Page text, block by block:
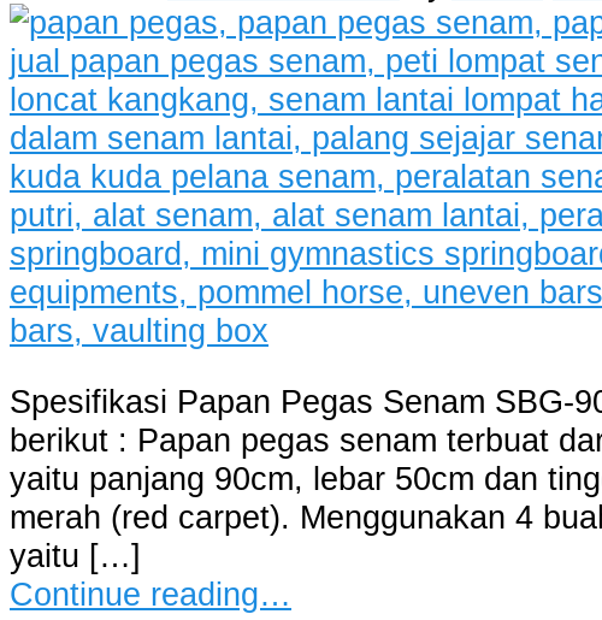
Spesifikasi Papan Pegas Senam SBG-
berikut : Papan pegas senam terbuat
yaitu panjang 90cm, lebar 50cm dan
merah (red carpet). Menggunakan 4
yaitu […]
Continue reading…